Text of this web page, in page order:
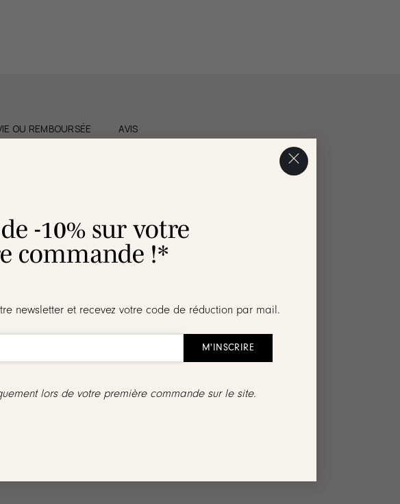
-10% sur votre
commande !*
newsletter et recevez votre code de réduction par mail.
lors de votre première commande sur le site.
OU REMBOURSÉE AVIS